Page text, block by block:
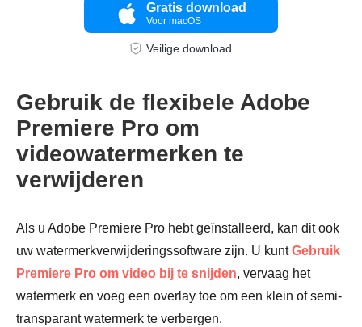
Gratis download
Voor macOS
Veilige download
Gebruik de flexibele Adobe
Premiere Pro om
videowatermerken te
verwijderen
Als u Adobe Premiere Pro hebt geïnstalleerd, kan dit ook
uw watermerkverwijderingssoftware zijn. U kuntGebruik
Premiere Pro om video bij te snijden, vervaag het
watermerk en voeg een overlay toe om een klein of semi-
transparant watermerk te verbergen.